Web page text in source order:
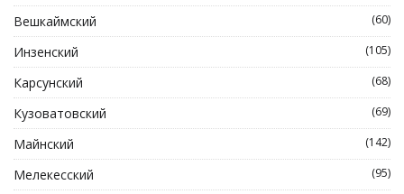
Вешкаймский (60)
Инзенский (105)
Карсунский (68)
Кузоватовский (69)
Майнский (142)
Мелекесский (95)